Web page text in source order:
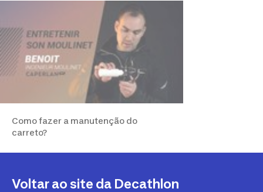
Como fazer a manutenção do
carreto?
Voltar ao site da Decathlon